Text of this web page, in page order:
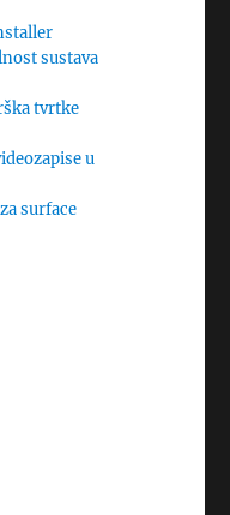
sustava
tvrtke
u
surface